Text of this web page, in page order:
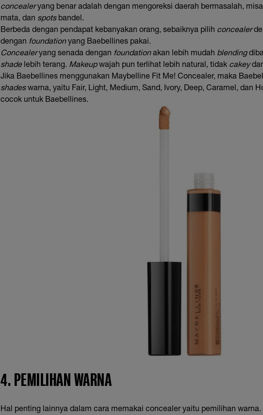
concealeryang benar adalah dengan mengoreksi daerah bermasalah,
mata, dan spots bandel.
Berbeda dengan pendapat kebanyakan orang, sebaiknya pilih concealer
dengan foundationyang Baebellines pakai.
Concealeryang senada dengan foundationakan lebih mudah blending
shadelebih terang. Makeupwajah pun terlihat lebih natural, tidak cakey
Jika Baebellines menggunakan Maybelline Fit Me! Concealer, maka
shadeswarna, yaitu Fair, Light, Medium, Sand, Ivory, Deep, Caramel, dan
cocok untuk Baebellines.
4. PEMILIHAN WARNA
Hal penting lainnya dalam cara memakai concealer yaitu pemilihan